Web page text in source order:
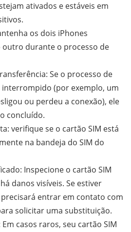
ativados e estáveis ​​em
os dois iPhones
durante o processo de
Se o processo de
(por exemplo, um
ou perdeu a conexão), ele
concluído.
verifique se o cartão SIM está
na bandeja do SIM do
Inspecione o cartão SIM
danos visíveis. Se estiver
entrar em contato com
solicitar uma substituição.
casos raros, seu cartão SIM